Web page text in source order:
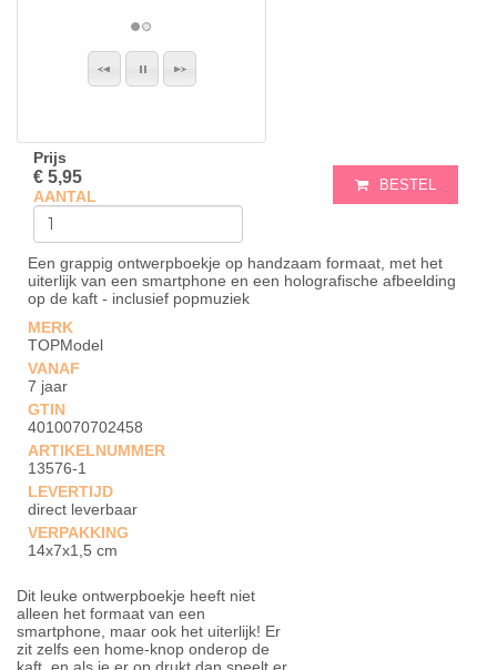
Prijs
€ 5,95
AANTAL
BESTEL
Een grappig ontwerpboekje op handzaam formaat, met het
uiterlijk van een smartphone en een holografische afbeelding
op de kaft - inclusief popmuziek
MERK
TOPModel
VANAF
7 jaar
GTIN
4010070702458
ARTIKELNUMMER
13576-1
LEVERTIJD
direct leverbaar
VERPAKKING
14x7x1,5 cm
Dit leuke ontwerpboekje heeft niet
alleen het formaat van een
smartphone, maar ook het uiterlijk! Er
zit zelfs een home-knop onderop de